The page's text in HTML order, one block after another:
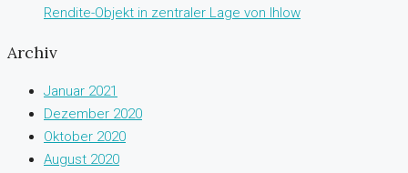
Rendite-Objekt in zentraler Lage von Ihlow
Archiv
Januar 2021
Dezember 2020
Oktober 2020
August 2020